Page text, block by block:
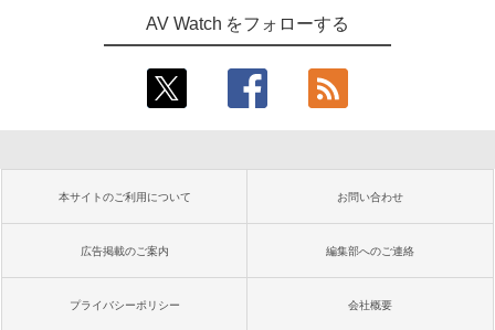
AV Watch をフォローする
本サイトのご利用について お問い合わせ
広告掲載のご案内 編集部へのご連絡
プライバシーポリシー 会社概要